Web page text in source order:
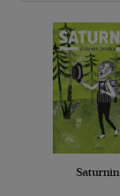
Saturnin